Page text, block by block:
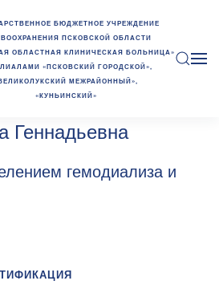
БЮДЖЕТНОЕ УЧРЕЖДЕНИЕ
ПСКОВСКОЙ ОБЛАСТИ
ОБЛАСТНАЯ КЛИНИЧЕСКАЯ БОЛЬНИЦА»
«ПСКОВСКИЙ ГОРОДСКОЙ»,
МЕЖРАЙОННЫЙ»,
«КУНЬИНСКИЙ»
Геннадьевна
гемодиализа и